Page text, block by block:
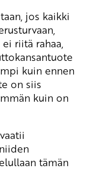
jos kaikki
riitä rahaa,
kuin ennen
on siis
kuin on
tämän